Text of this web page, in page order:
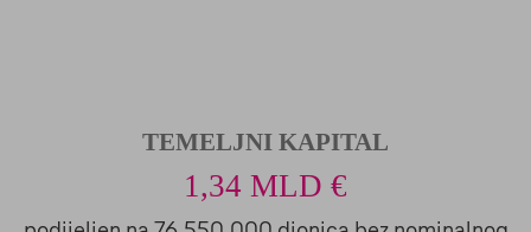
TEMELJNI KAPITAL
1,34 MLD €